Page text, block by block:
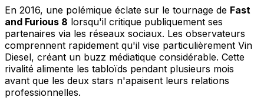
En 2016, une polémique éclate sur le tournage de Fast
and Furious 8 lorsqu'il critique publiquement ses
partenaires via les réseaux sociaux. Les observateurs
comprennent rapidement qu'il vise particulièrement Vin
Diesel, créant un buzz médiatique considérable. Cette
rivalité alimente les tabloïds pendant plusieurs mois
avant que les deux stars n'apaisent leurs relations
professionnelles.